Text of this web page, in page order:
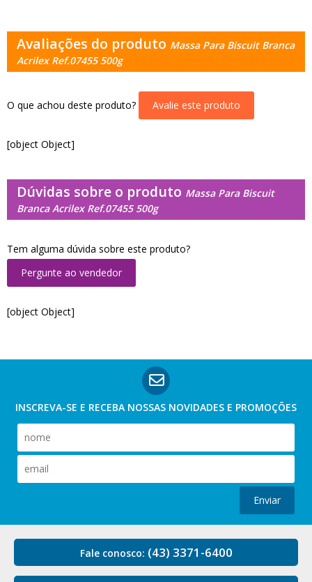
Avaliações do produto Massa Para Biscuit Branca
Acrilex Ref.07455 500g
O que achou deste produto? Avalie este produto
[object Object]
Dúvidas sobre o produto Massa Para Biscuit
Branca Acrilex Ref.07455 500g
Tem alguma dúvida sobre este produto?
Pergunte ao vendedor
[object Object]
INSCREVA-SE E RECEBA NOSSAS NOVIDADES E PROMOÇÕES
Enviar
Fale conosco: (43) 3371-6400